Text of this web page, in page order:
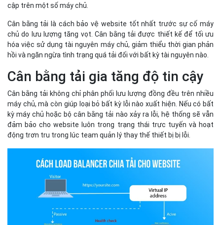
cập trên một số máy chủ.
Cân bằng tải là cách bảo vệ website tốt nhất trước sự cố máy
chủ do lưu lượng tăng vọt. Cân bằng tải được thiết kế để tối ưu
hóa việc sử dụng tài nguyên máy chủ, giảm thiểu thời gian phản
hồi và ngăn ngừa tình trạng quá tải đối với bất kỳ tài nguyên nào.
Cân bằng tải gia tăng độ tin cậy
Cân bằng tải không chỉ phân phối lưu lượng đồng đều trên nhiều
máy chủ, mà còn giúp loại bỏ bất kỳ lỗi nào xuất hiện. Nếu có bất
kỳ máy chủ hoặc bộ cân bằng tải nào xảy ra lỗi, hệ thống sẽ vẫn
đảm bảo cho website luôn trong trạng thái trực tuyến và hoạt
động trơn tru trong lúc team quản lý thay thế thiết bị bị lỗi.